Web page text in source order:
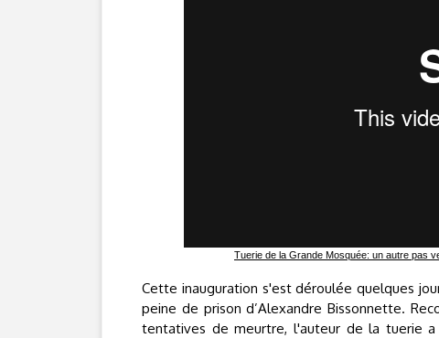
Tuerie de la Grande Mosquée: un autre pas
Cette inauguration s'est déroulée quelques
peine de prison d’Alexandre Bissonnette.
tentatives de meurtre, l'auteur de la tuerie